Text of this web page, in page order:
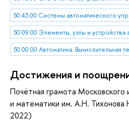
50.00.00 Автоматика. Вычислительная
Достижения и
Почётная грамота Московского
и математики им. А.Н.
2022)